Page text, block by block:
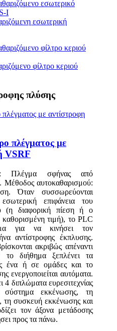
εσωτερική
φίλτρο κεριού
πλύσης
πλέγματος με
VSRF
Πλέγμα σφήνας από
Μέθοδος αυτοκαθαρισμού:
Όταν συσσωρεύονται
επιφάνεια του
(η διαφορική πίεση ή ο
καθορισμένη τιμή), το PLC
για να κινήσει τον
αντίστροφης έκπλυσης.
ακριβώς απέναντι
διήθημα ξεπλένει τα
ένα ή σε ομάδες και το
ενεργοποιείται αυτόματα.
4 διπλώματα ευρεσιτεχνίας
σύστημα εκκένωσης, τη
τη συσκευή εκκένωσης και
τον άξονα μετάδοσης
προς τα πάνω.